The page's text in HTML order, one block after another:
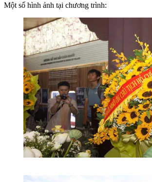
Một số hình ảnh tại chương trình: